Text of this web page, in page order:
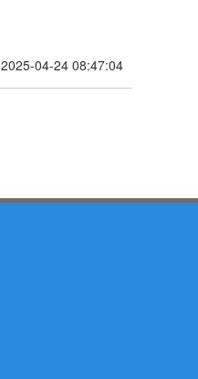
2025-04-24 08:47:04